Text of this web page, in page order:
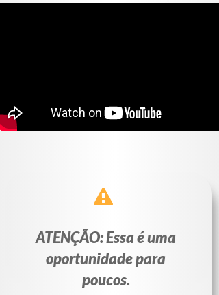
ATENÇÃO: Essa é uma
oportunidade para
poucos.